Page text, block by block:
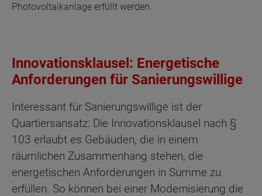
Photovoltaikanlage erfüllt werden.
Innovationsklausel: Energetische
Anforderungen für Sanierungswillige
Interessant für Sanierungswillige ist der
Quartiersansatz: Die Innovationsklausel nach §
103 erlaubt es Gebäuden, die in einem
räumlichen Zusammenhang stehen, die
energetischen Anforderungen in Summe zu
erfüllen. So können bei einer Modernisierung die